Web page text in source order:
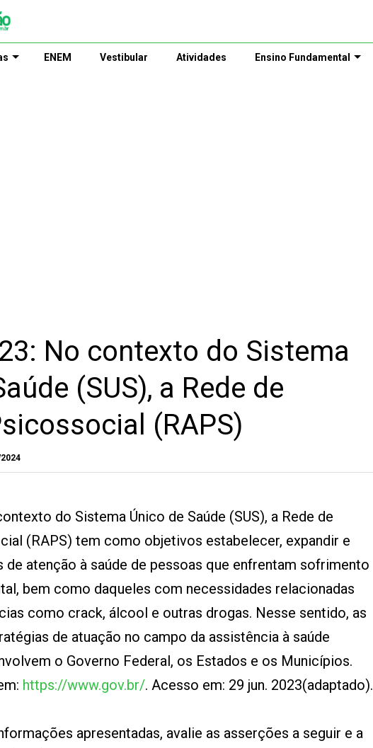
ENEM Vestibular Atividades Ensino Fundamental
No contexto do Sistema
(SUS), a Rede de
(RAPS)
do Sistema Único de Saúde (SUS), a Rede de
(RAPS) tem como objetivos estabelecer, expandir e
atenção à saúde de pessoas que enfrentam sofrimento
bem como daqueles com necessidades relacionadas
como crack, álcool e outras drogas. Nesse sentido, as
de atuação no campo da assistência à saúde
o Governo Federal, os Estados e os Municípios.
https://www.gov.br/. Acesso em: 29 jun. 2023(adaptado).
apresentadas, avalie as asserções a seguir e a